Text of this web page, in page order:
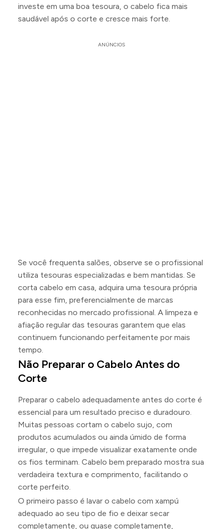
investe em uma boa tesoura, o cabelo fica mais
saudável após o corte e cresce mais forte.
ANÚNCIOS
Se você frequenta salões, observe se o profissional
utiliza tesouras especializadas e bem mantidas. Se
corta cabelo em casa, adquira uma tesoura própria
para esse fim, preferencialmente de marcas
reconhecidas no mercado profissional. A limpeza e
afiação regular das tesouras garantem que elas
continuem funcionando perfeitamente por mais
tempo.
Não Preparar o Cabelo Antes do
Corte
Preparar o cabelo adequadamente antes do corte é
essencial para um resultado preciso e duradouro.
Muitas pessoas cortam o cabelo sujo, com
produtos acumulados ou ainda úmido de forma
irregular, o que impede visualizar exatamente onde
os fios terminam. Cabelo bem preparado mostra sua
verdadeira textura e comprimento, facilitando o
corte perfeito.
O primeiro passo é lavar o cabelo com xampú
adequado ao seu tipo de fio e deixar secar
completamente, ou quase completamente,